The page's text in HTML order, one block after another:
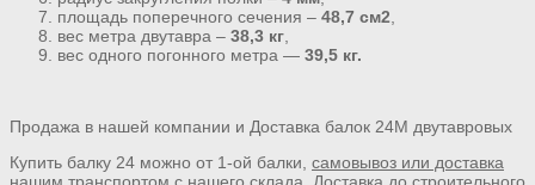
площадь поперечного сечения – 48,7 см2
вес метра двутавра – 38,3 кг
вес одного погонного метра — 39,5 кг.
Продажа в нашей компании и Доставка балок 24М двутавровых
Купить балку 24 можно от 1-ой балки, самовывоз или доставка
нашим транспортом с нашего склада . Доставка до строительного